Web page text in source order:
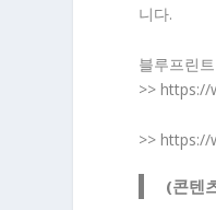
니다.
블루프린
>>
>>
(콘텐